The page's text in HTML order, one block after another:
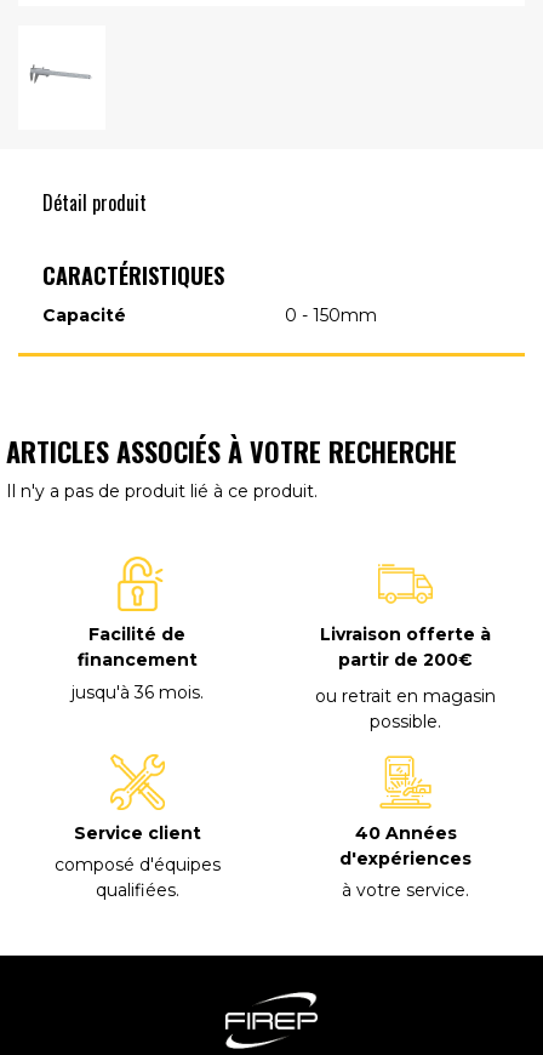
Détail produit
CARACTÉRISTIQUES
Capacité 0 - 150mm
ARTICLES ASSOCIÉS À VOTRE RECHERCHE
Il n'y a pas de produit lié à ce produit.
Facilité de
financement
jusqu'à 36 mois.
Livraison offerte à
partir de 200€
ou retrait en magasin
possible.
Service client
composé d'équipes
qualifiées.
40 Années
d'expériences
à votre service.